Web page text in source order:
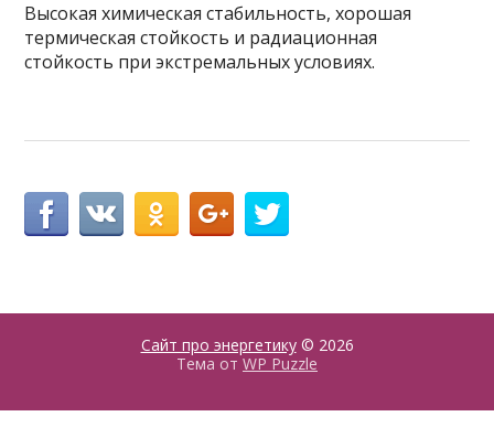
Высокая химическая стабильность, хорошая
термическая стойкость и радиационная
стойкость при экстремальных условиях.
Сайт про энергетику© 2026
Тема от WP Puzzle